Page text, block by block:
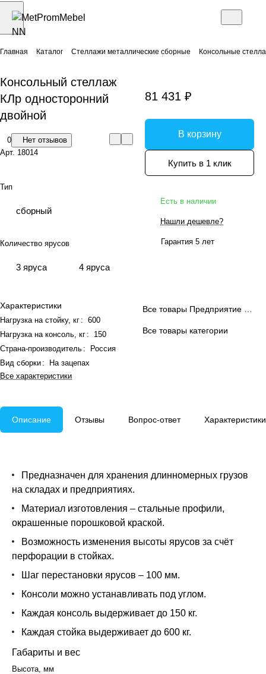
Главная Каталог Стеллажи металлические сборные Консольные
Консольный стеллаж
КЛр односторонний
двойной
0
Нет отзывов
Арт. 18014
Тип
сборный
Количество ярусов
3 яруса 4 яруса
Характеристики
Нагрузка на стойку, кг : 600
Нагрузка на консоль, кг :
150
Страна-производитель :
Россия
Вид сборки :
На зацепах
Все характеристики
81 431 ₽
В корзину
Купить в 1 клик
Есть в наличии
Нашли дешевле?
Гарантия 5 лет
Все товары категории
Описание Отзывы Вопрос-ответ Характеристики
Предназначен для хранения длинномерных грузов
на складах и предприятиях.
Материал изготовления – стальные профили,
окрашенные порошковой краской.
Возможность изменения высоты ярусов за счёт
перфорации в стойках.
Шаг перестановки ярусов – 100 мм.
Консоли можно устанавливать под углом.
Каждая консоль выдерживает до 150 кг.
Каждая стойка выдерживает до 600 кг.
Габариты и вес
Высота, мм